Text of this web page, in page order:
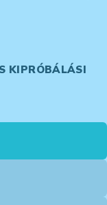
KIPRÓBÁLÁSI